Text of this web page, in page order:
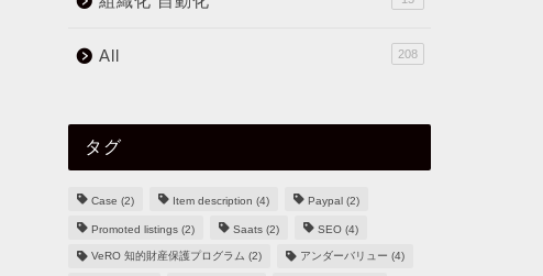
All 208
タグ
Case (2) Item description (4) Paypal(2)
Promoted listings(2) Saats(2) SEO(4)
VeRO 知的財産保護プログラム (2) アンダーバリュー (4)